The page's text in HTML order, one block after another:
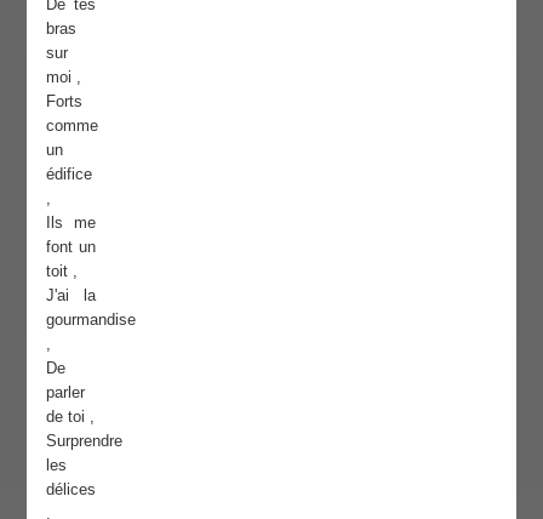
De tes
bras
sur
moi ,
Forts
comme
un
édifice
Ils me
font un
toit ,
J'ai la
gourmandise
De
parler
de toi ,
Surprendre
les
délices